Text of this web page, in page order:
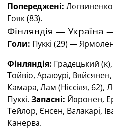
Попереджені: Логвиненко
Гояк (83).
Фінляндія — Україна
Голи: Пуккі (29) —
Фінляндія: Градецький
Тойвіо, Араюурі,
Камара, Лам (Ніссіля, 62),
Пуккі. Запасні: Йоронен,
Тейлор, Єнсен, Валакарі,
Канерва.